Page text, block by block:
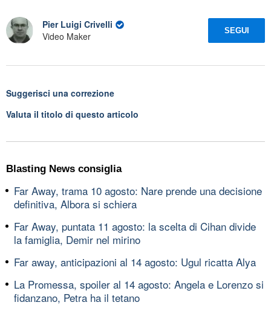
Pier Luigi Crivelli
Video Maker
SEGUI
Suggerisci una correzione
Valuta il titolo di questo articolo
Blasting News consiglia
Far Away, trama 10 agosto: Nare prende una decisione
definitiva, Albora si schiera
Far Away, puntata 11 agosto: la scelta di Cihan divide
la famiglia, Demir nel mirino
Far away, anticipazioni al 14 agosto: Ugul ricatta Alya
La Promessa, spoiler al 14 agosto: Angela e Lorenzo si
fidanzano, Petra ha il tetano